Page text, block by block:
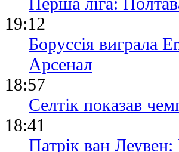
19:12
Боруссія виграла
Арсенал
18:57
Селтік показав
18:41
Патрік ван